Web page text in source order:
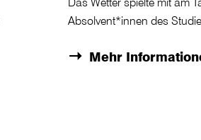
Absolvent*innen des
Mehr